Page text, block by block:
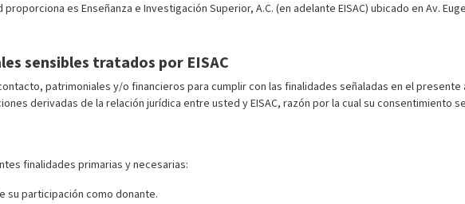
es Enseñanza e Investigación Superior, A.C. (en adelante EISAC) ubicado en Av.
sensibles tratados por EISAC
patrimoniales y/o financieros para cumplir con las finalidades señaladas en el
derivadas de la relación jurídica entre usted y EISAC, razón por la cual su consentimiento
finalidades primarias y necesarias:
su participación como donante.